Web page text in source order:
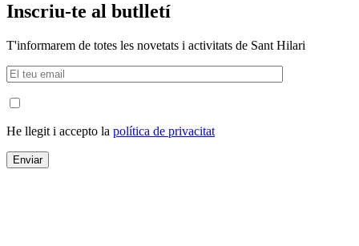
Inscriu-te al butlletí
T'informarem de totes les novetats i activitats de Sant Hilari
He llegit i accepto la política de privacitat